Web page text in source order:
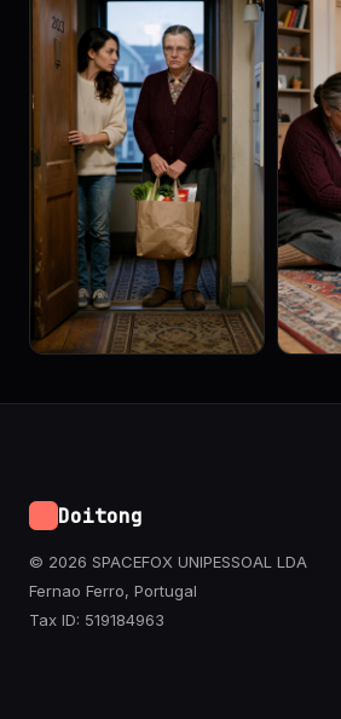
Doitong
© 2026 SPACEFOX UNIPESSOAL LDA
Fernao Ferro, Portugal
Tax ID: 519184963